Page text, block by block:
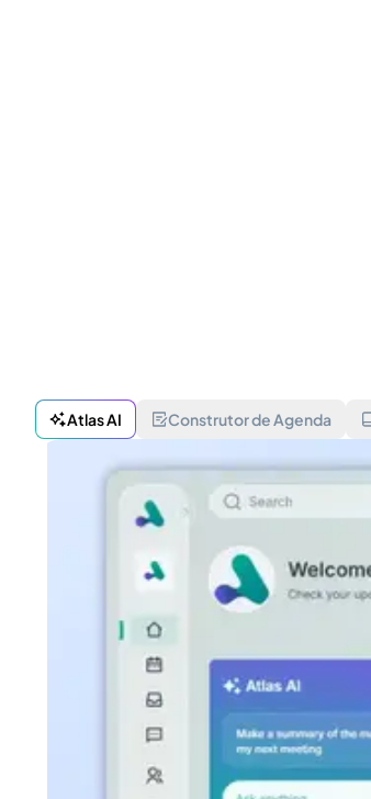
Atlas AI Construtor de Agenda